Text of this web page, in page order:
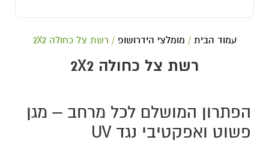
עמוד הבית / מומלצי הידרושופ / רשת צל כחולה 2X2
רשת צל כחולה 2X2
הפתרון המושלם לכל מרחב – מגן
פשוט ואפקטיבי נגד UV